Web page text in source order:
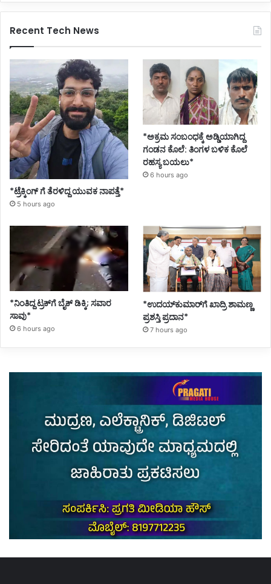
Recent Tech News
*ಟ್ರೆಕ್ಕಿಂಗ್ ಗೆ ತೆರಳಿದ್ದ ಯುವಕ ನಾಪತ್ತೆ*
5 hours ago
*ಅಕ್ರಮ ಸಂಬಂಧಕ್ಕೆ ಅಡ್ಡಿಯಾಗಿದ್ದ
ಗಂಡನ ಕೊಲೆ: ತಿಂಗಳ ಬಳಿಕ ಕೊಲೆ
ರಹಸ್ಯ ಬಯಲು*
6 hours ago
*ನಿಂತಿದ್ದ ಟ್ರಕ್‌ಗೆ ಬೈಕ್ ಡಿಕ್ಕಿ; ಸವಾರ
ಸಾವು*
6 hours ago
*ಉದಯ್‌ಕುಮಾರ್‌ಗೆ ಖಾದ್ರಿ ಶಾಮಣ್ಣ
ಪ್ರಶಸ್ತಿ ಪ್ರದಾನ*
7 hours ago